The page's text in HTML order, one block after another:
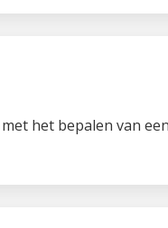
het bepalen van